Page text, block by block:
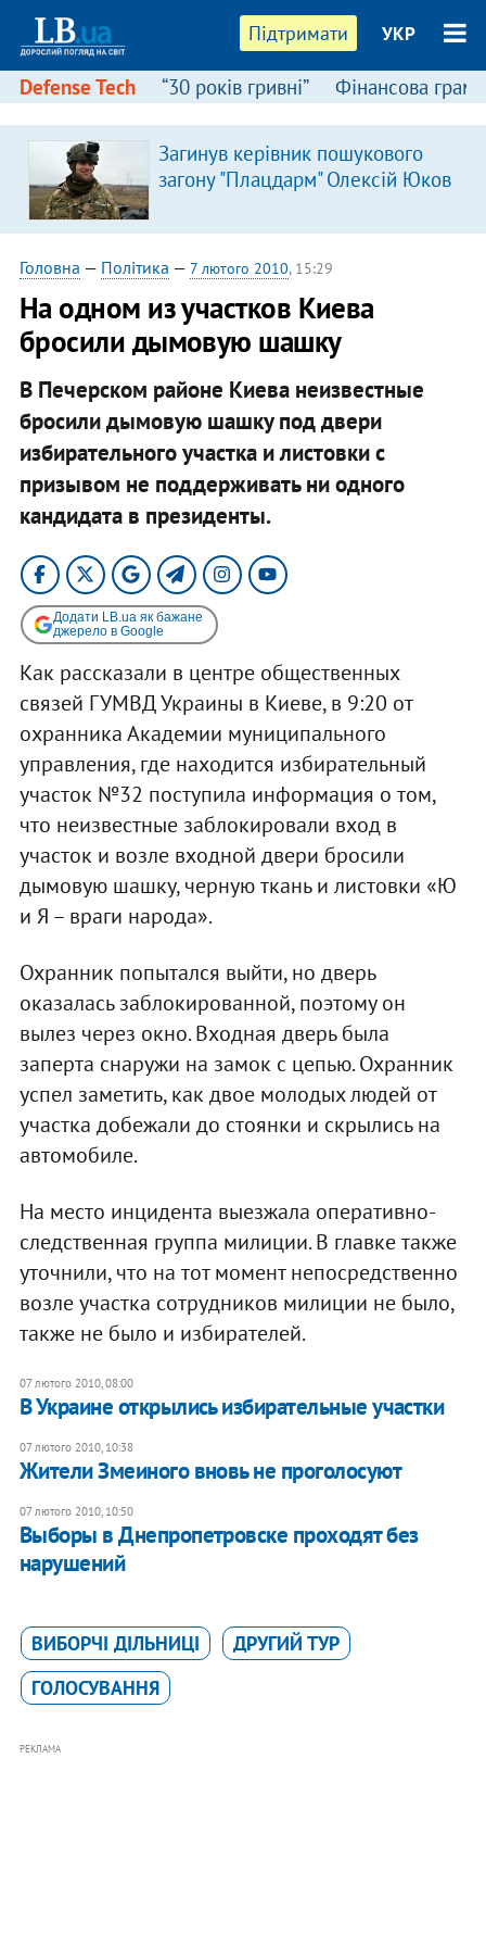
Підтримати УКР
Defense Tech “30 років гривні” Фінансова
Загинув керівник пошукового
загону "Плацдарм" Олексій Юков
Головна — Політика — 7 лютого 2010, 15:29
На одном из участков Киева
бросили дымовую шашку
В Печерском районе Киева неизвестные
бросили дымовую шашку под двери
избирательного участка и листовки с
призывом не поддерживать ни одного
кандидата в президенты.
Додати LB.ua як бажане
джерело в Google
Как рассказали в центре общественных
связей ГУМВД Украины в Киеве, в 9:20 от
охранника Академии муниципального
управления, где находится избирательный
участок №32 поступила информация о том,
что неизвестные заблокировали вход в
участок и возле входной двери бросили
дымовую шашку, черную ткань и листовки «Ю
и Я – враги народа».
Охранник попытался выйти, но дверь
оказалась заблокированной, поэтому он
вылез через окно. Входная дверь была
заперта снаружи на замок с цепью. Охранник
успел заметить, как двое молодых людей от
участка добежали до стоянки и скрылись на
автомобиле.
На место инцидента выезжала оперативно-
следственная группа милиции. В главке также
уточнили, что на тот момент непосредственно
возле участка сотрудников милиции не было,
также не было и избирателей.
07 лютого 2010, 08:00
В Украине открылись избирательные участки
07 лютого 2010, 10:38
Жители Змеиного вновь не проголосуют
07 лютого 2010, 10:50
Выборы в Днепропетровске проходят без
нарушений
ВИБОРЧІ ДІЛЬНИЦІ
ДРУГИЙ ТУР
ГОЛОСУВАННЯ
РЕКЛАМА